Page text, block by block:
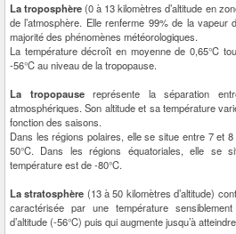
La troposphère(0 à 13 kilomètres d’altitude en
de l’atmosphère. Elle renferme 99% de la vapeur
majorité des phénomènes météorologiques.
La température décroît en moyenne de 0,65°C
-56°C au niveau de la tropopause.
La tropopausereprésente la séparation
atmosphériques. Son altitude et sa température
fonction des saisons.
Dans les régions polaires, elle se situe entre 7 et
50°C. Dans les régions équatoriales, elle se
température est de -80°C.
La stratosphère (13 à 50 kilomètres d’altitude)
caractérisée par une température
d’altitude (-56°C) puis qui augmente jusqu’à